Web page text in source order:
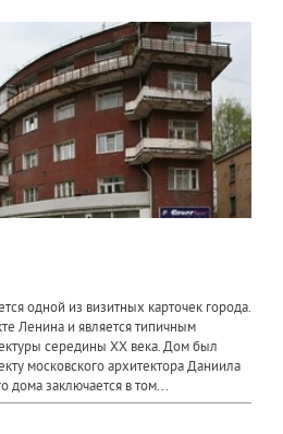
одной из визитных карточек города.
Ленина и является типичным
середины XX века. Дом был
московского архитектора Даниила
дома заключается в том...